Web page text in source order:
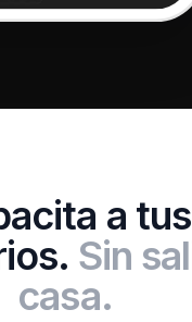
a tus
Sin
casa.